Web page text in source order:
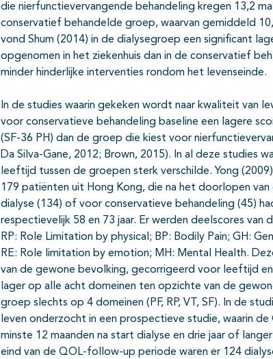
die nierfunctievervangende behandeling kregen 13,2
conservatief behandelde groep, waarvan gemiddeld
vond Shum (2014) in de dialysegroep een significant
opgenomen in het ziekenhuis dan in de conservatief
minder hinderlijke interventies rondom het levenseinde.
In de studies waarin gekeken wordt naar kwaliteit van
voor conservatieve behandeling baseline een lagere
(SF-36 PH) dan de groep die kiest voor
Da Silva-Gane, 2012; Brown, 2015). In al deze studies
leeftijd tussen de groepen sterk verschilde. Yong
179 patiënten uit Hong Kong, die na het doorlopen
dialyse (134) of voor conservatieve behandeling (45)
respectievelijk 58 en 73 jaar. Er werden deelscores van
RP: Role Limitation by physical; BP: Bodily Pain; GH:
RE: Role limitation by emotion; MH: Mental Health.
van de gewone bevolking, gecorrigeerd voor leeftijd
lager op alle acht domeinen ten opzichte van de
groep slechts op 4 domeinen (PF, RP, VT, SF). In de
leven onderzocht in een prospectieve studie, waarin
minste 12 maanden na start dialyse en drie jaar of
eind van de QOL-follow-up periode waren er 124